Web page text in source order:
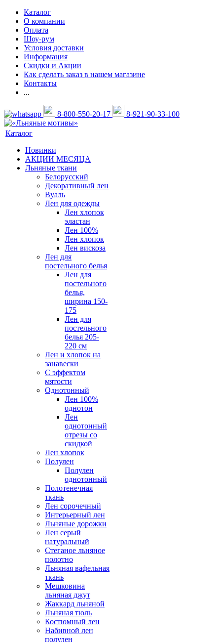
Каталог
О компании
Оплата
Шоу-рум
Условия доставки
Информация
Скидки и Акции
Как сделать заказ в нашем магазине
Контакты
...
8-800-550-20-17 8-921-90-33-100
Каталог
Новинки
АКЦИИ МЕСЯЦА
Льняные ткани
Белорусский
Декоративный лен
Вуаль
Лен для одежды
Лен хлопок
эластан
Лен 100%
Лен хлопок
Лен вискоза
Лен для
постельного белья
Лен для
постельного
белья,
ширина 150-
175
Лен для
постельного
белья 205-
220 см
Лен и хлопок на
занавески
С эффектом
мятости
Однотонный
Лен 100%
однотон
Лен
однотонный
отрезы со
скидкой
Лен хлопок
Полулен
Полулен
однотонный
Полотенечная
ткань
Лен сорочечный
Интерьерный лен
Льняные дорожки
Лен серый
натуральный
Стеганое льняное
полотно
Льняная вафельная
ткань
Мешковина
льняная джут
Жаккард льняной
Льняная тюль
Костюмный лен
Набивной лен
полулен